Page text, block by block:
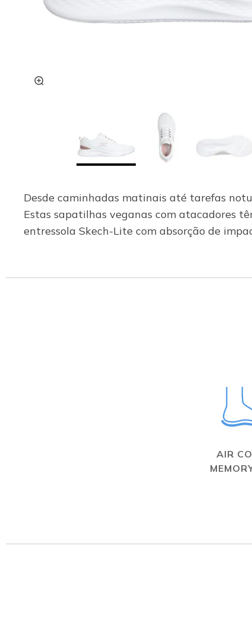
Desde caminhadas matinais até tarefas
Estas sapatilhas veganas com atacadores
entressola Skech-Lite com absorção de
AIR